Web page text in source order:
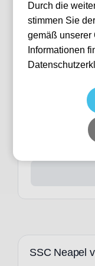
Distinti Inferiori
Italien
SSC Neapel
Durch die
stimmen Sie
gemäß unserer
Informationen